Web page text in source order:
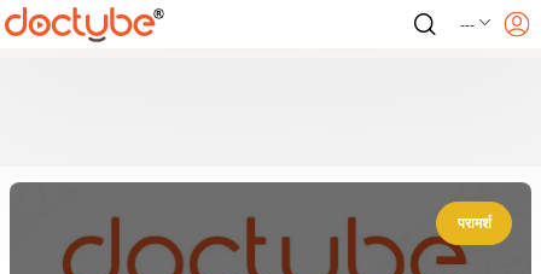
---
परामर्श